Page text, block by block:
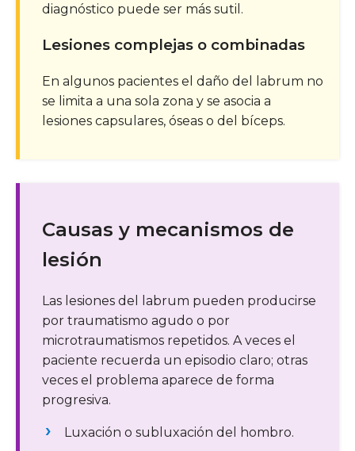
diagnóstico puede ser más sutil.
Lesiones complejas o combinadas
En algunos pacientes el daño del labrum no
se limita a una sola zona y se asocia a
lesiones capsulares, óseas o del bíceps.
Causas y mecanismos de
lesión
Las lesiones del labrum pueden producirse
por traumatismo agudo o por
microtraumatismos repetidos. A veces el
paciente recuerda un episodio claro; otras
veces el problema aparece de forma
progresiva.
Luxación o subluxación del hombro.